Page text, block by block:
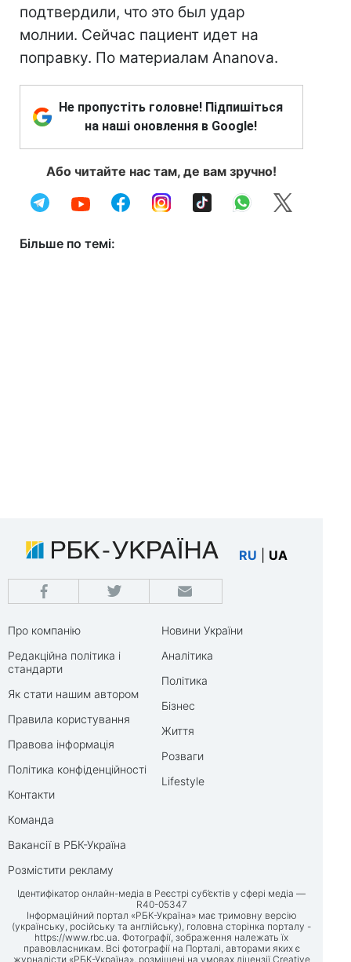
подтвердили, что это был удар
молнии. Сейчас пациент идет на
поправку. По материалам Ananova.
Не пропустіть головне! Підпишіться
на наші оновлення в Google!
Або читайте нас там, де вам зручно!
Більше по темі:
RU UA
Про компанію
Редакційна політика і
стандарти
Як стати нашим автором
Правила користування
Правова інформація
Політика конфіденційності
Контакти
Команда
Вакансії в РБК-Україна
Розмістити рекламу
Новини України
Аналітика
Політика
Бізнес
Життя
Розваги
Lifestyle
Ідентифікатор онлайн-медіа в Реєстрі суб’єктів у сфері медіа —
R40-05347
Інформаційний портал «РБК-Україна» має тримовну версію
(українську, російську та англійську), головна сторінка порталу -
https://www.rbc.ua. Фотографії, зображення належать їх
правовласникам. Всі фотографії на Порталі, авторами яких є
журналісти «РБК-Україна», розміщені на умовах ліцензії Creative